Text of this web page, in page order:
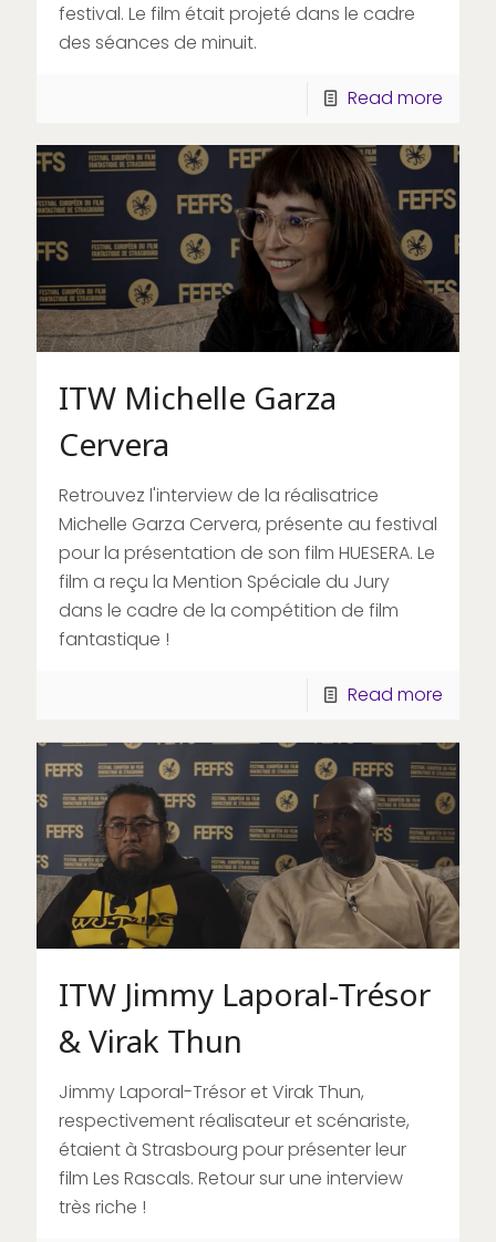
festival. Le film était projeté dans le cadre
des séances de minuit.
Read more
ITW Michelle Garza
Cervera
Retrouvez l'interview de la réalisatrice
Michelle Garza Cervera, présente au festival
pour la présentation de son film HUESERA. Le
film a reçu la Mention Spéciale du Jury
dans le cadre de la compétition de film
fantastique !
Read more
ITW Jimmy Laporal-Trésor
& Virak Thun
Jimmy Laporal-Trésor et Virak Thun,
respectivement réalisateur et scénariste,
étaient à Strasbourg pour présenter leur
film Les Rascals. Retour sur une interview
très riche !